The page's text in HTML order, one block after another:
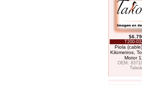
T200-
Piola
Kilometros,
Motor
OEM: